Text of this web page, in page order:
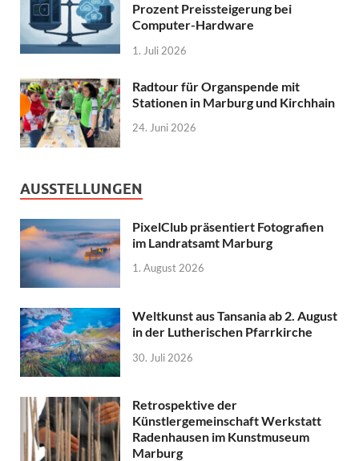
Prozent Preissteigerung bei
Computer-Hardware
1. Juli 2026
Radtour für Organspende mit
Stationen in Marburg und Kirchhain
24. Juni 2026
AUSSTELLUNGEN
PixelClub präsentiert Fotografien
im Landratsamt Marburg
1. August 2026
Weltkunst aus Tansania ab 2. August
in der Lutherischen Pfarrkirche
30. Juli 2026
Retrospektive der
Künstlergemeinschaft Werkstatt
Radenhausen im Kunstmuseum
Marburg